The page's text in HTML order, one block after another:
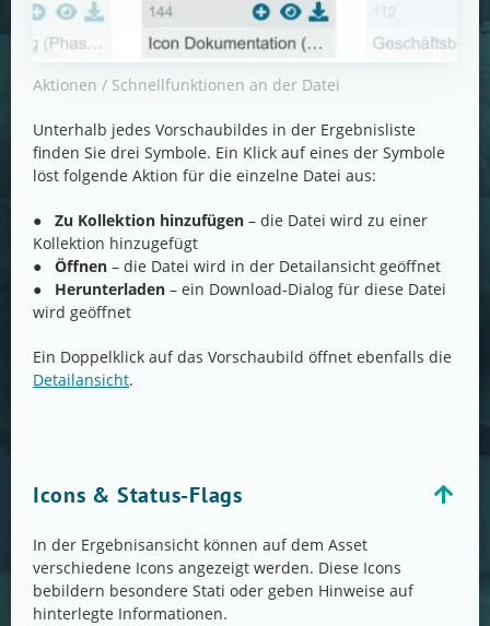
Aktionen / Schnellfunktionen an der Datei
Unterhalb jedes Vorschaubildes in der Ergebnisliste
finden Sie drei Symbole. Ein Klick auf eines der Symbole
löst folgende Aktion für die einzelne Datei aus:
● Zu Kollektion hinzufügen – die Datei wird zu einer
Kollektion hinzugefügt
● Öffnen – die Datei wird in der Detailansicht geöffnet
● Herunterladen – ein Download-Dialog für diese Datei
wird geöffnet
Ein Doppelklick auf das Vorschaubild öffnet ebenfalls die
Detailansicht.
Icons & Status-Flags
In der Ergebnisansicht können auf dem Asset
verschiedene Icons angezeigt werden. Diese Icons
bebildern besondere Stati oder geben Hinweise auf
hinterlegte Informationen.